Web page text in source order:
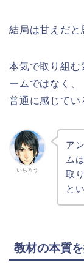
結局は甘えだと
本気で取り組む
ームではなく、
普通に感じてい
いちろう
ア
ムは
取
と
教材の本質